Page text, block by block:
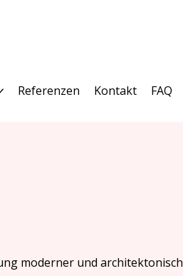
Referenzen Kontakt FAQ
moderner und architektonisch